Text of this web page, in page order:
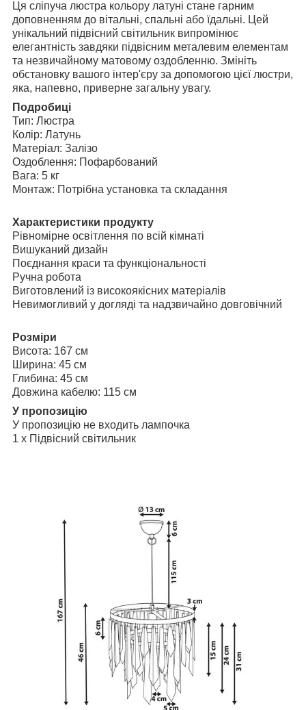
Ця сліпуча люстра кольору латуні стане гарним
доповненням до вітальні, спальні або їдальні. Цей
унікальний підвісний світильник випромінює
елегантність завдяки підвісним металевим елементам
та незвичайному матовому оздобленню. Змініть
обстановку вашого інтер'єру за допомогою цієї люстри,
яка, напевно, приверне загальну увагу.
Подробиці
Тип: Люстра
Колір: Латунь
Матеріал: Залізо
Оздоблення: Пофарбований
Вага: 5 кг
Монтаж: Потрібна установка та складання
Характеристики продукту
Рівномірне освітлення по всій кімнаті
Вишуканий дизайн
Поєднання краси та функціональності
Ручна робота
Виготовлений із високоякісних матеріалів
Невимогливий у догляді та надзвичайно довговічний
Розміри
Висота: 167 см
Ширина: 45 см
Глибина: 45 см
Довжина кабелю: 115 см
У пропозицію
У пропозицію не входить лампочка
1 x Підвісний світильник